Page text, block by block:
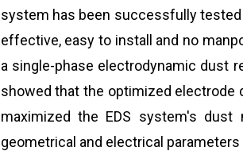
system has been successfully
effective, easy to install and no
a single-phase electrodynamic dust
showed that the optimized electrode
maximized the EDS system's
geometrical and electrical